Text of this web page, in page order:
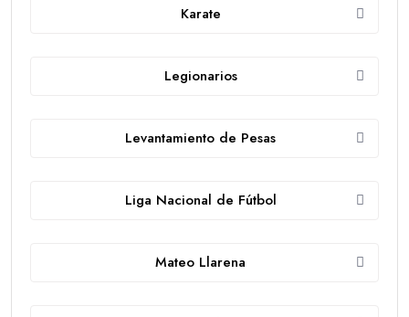
Karate
Legionarios
Levantamiento de Pesas
Liga Nacional de Fútbol
Mateo Llarena